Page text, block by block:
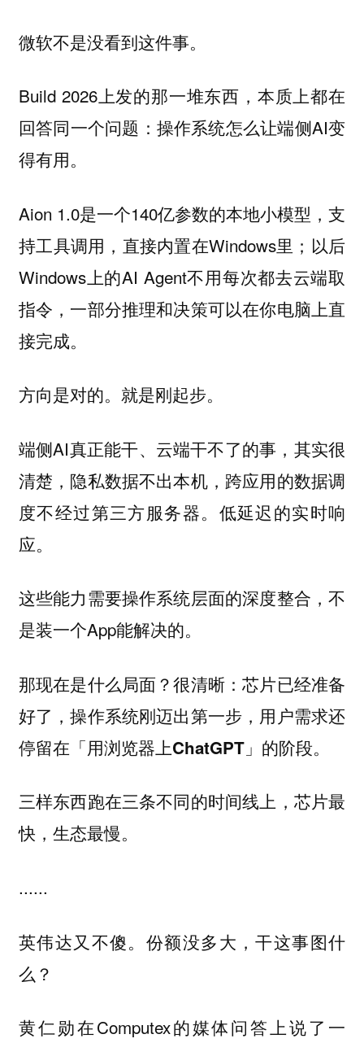
微软不是没看到这件事。
Build 2026上发的那一堆东西，本质上都在
回答同一个问题：操作系统怎么让端侧AI变
得有用。
Aion 1.0是一个140亿参数的本地小模型，支
持工具调用，直接内置在Windows里；以后
Windows上的AI Agent不用每次都去云端取
指令，一部分推理和决策可以在你电脑上直
接完成。
方向是对的。就是刚起步。
端侧AI真正能干、云端干不了的事，其实很
清楚，隐私数据不出本机，跨应用的数据调
度不经过第三方服务器。低延迟的实时响
应。
这些能力需要操作系统层面的深度整合，不
是装一个App能解决的。
那现在是什么局面？很清晰：芯片已经准备
好了，操作系统刚迈出第一步，用户需求还
停留在「用浏览器上ChatGPT」的阶段。
三样东西跑在三条不同的时间线上，芯片最
快，生态最慢。
......
英伟达又不傻。份额没多大，干这事图什
么？
黄仁勋在Computex的媒体问答上说了一